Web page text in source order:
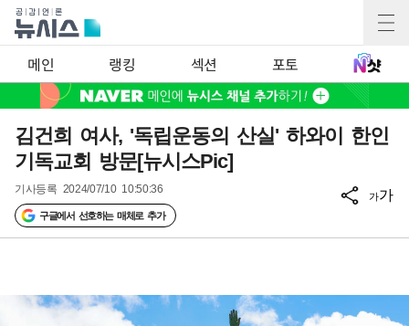
메인 랭킹 섹션 포토
김건희 여사, '독립운동의 산실' 하와이 한인
기독교회 방문[뉴시스Pic]
기사등록 2024/07/10 10:50:36
구글에서 선호하는 매체로 추가
가가